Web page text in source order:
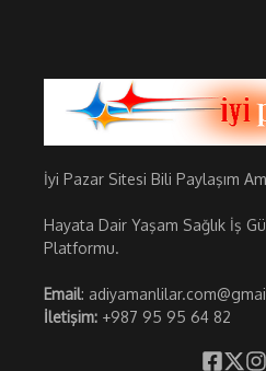
İyi Pazar Sitesi Bili Paylaşım
Hayata Dair Yaşam Sağlık İş
Platformu.
Email:
İletişim: +987 95 95 64 82